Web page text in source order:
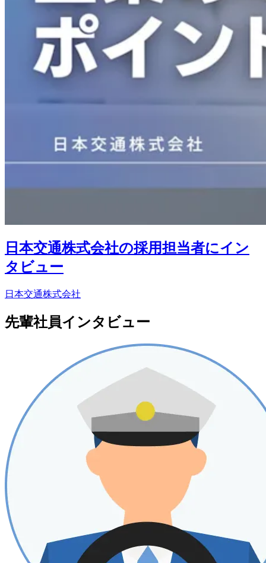
日本交通株式会社の採用担当者にイン
タビュー
日本交通株式会社
先輩社員インタビュー